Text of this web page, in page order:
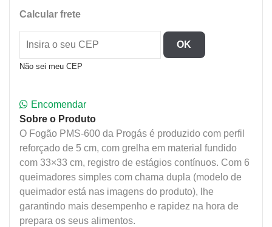
Calcular frete
OK
Não sei meu CEP
Encomendar
Sobre o Produto
O Fogão PMS-600 da Progás é produzido com perfil
reforçado de 5 cm, com grelha em material fundido
com 33×33 cm, registro de estágios contínuos. Com 6
queimadores simples com chama dupla (modelo de
queimador está nas imagens do produto), lhe
garantindo mais desempenho e rapidez na hora de
prepara os seus alimentos.